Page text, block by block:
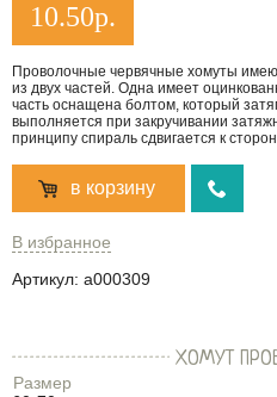
10.50р.
Проволочные червячные хомуты
из двух частей. Одна имеет
часть оснащена болтом, который
выполняется при закручивании
принципу спираль сдвигается к
в корзину
В избранное
Артикул: a000309
ХОМУТ
Размер